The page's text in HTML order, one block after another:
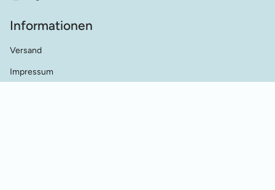
Informationen
Versand
Impressum